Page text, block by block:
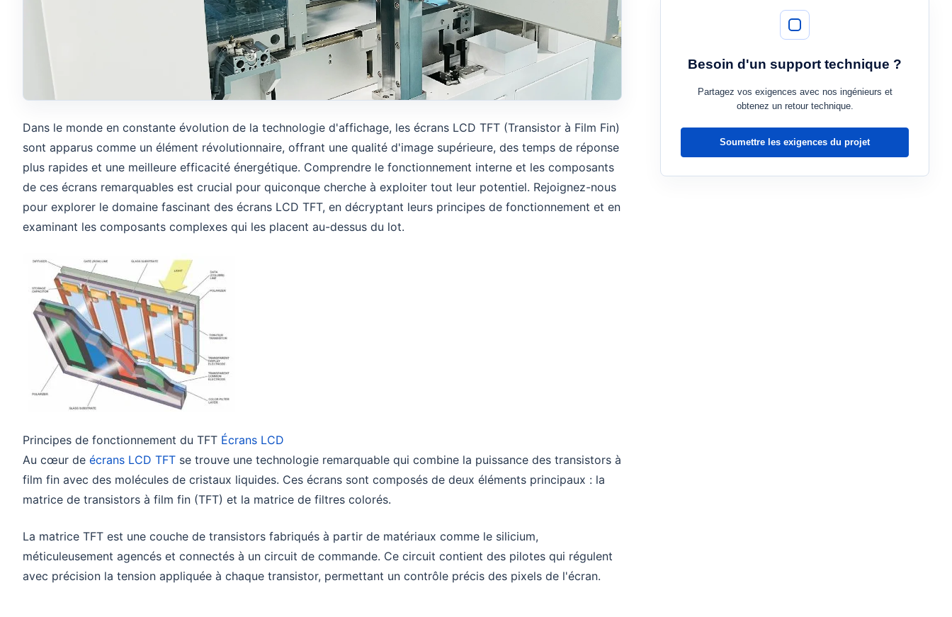
Dans le monde en constante évolution de la technologie d'affichage, les écrans LCD TFT (Transistor à Film Fin)
sont apparus comme un élément révolutionnaire, offrant une qualité d'image supérieure, des temps de réponse
plus rapides et une meilleure efficacité énergétique. Comprendre le fonctionnement interne et les composants
de ces écrans remarquables est crucial pour quiconque cherche à exploiter tout leur potentiel. Rejoignez-nous
pour explorer le domaine fascinant des écrans LCD TFT, en décryptant leurs principes de fonctionnement et en
examinant les composants complexes qui les placent au-dessus du lot.
Principes de fonctionnement du TFT Écrans LCD
Au cœur de écrans LCD TFT se trouve une technologie remarquable qui combine la puissance des transistors à
film fin avec des molécules de cristaux liquides. Ces écrans sont composés de deux éléments principaux : la
matrice de transistors à film fin (TFT) et la matrice de filtres colorés.
La matrice TFT est une couche de transistors fabriqués à partir de matériaux comme le silicium,
méticuleusement agencés et connectés à un circuit de commande. Ce circuit contient des pilotes qui régulent
avec précision la tension appliquée à chaque transistor, permettant un contrôle précis des pixels de l'écran.
Besoin d'un support technique ?
Partagez vos exigences avec nos ingénieurs et
obtenez un retour technique.
Soumettre les exigences du projet